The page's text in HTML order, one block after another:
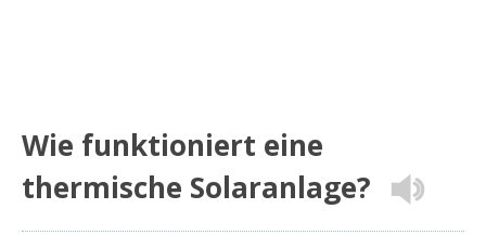
Wie funktioniert eine
thermische Solaranlage?